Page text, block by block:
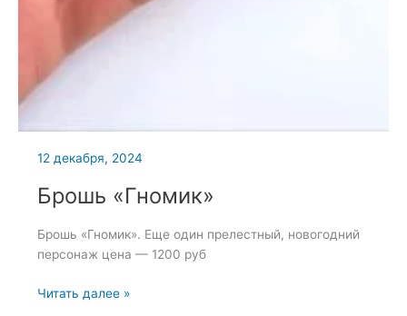
12 декабря, 2024
Брошь «Гномик»
Брошь «Гномик». Еще один прелестный, новогодний
персонаж цена — 1200 руб
Брошь
Читать далее »